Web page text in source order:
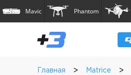
Mavic Phantom
Главная > Matrice >